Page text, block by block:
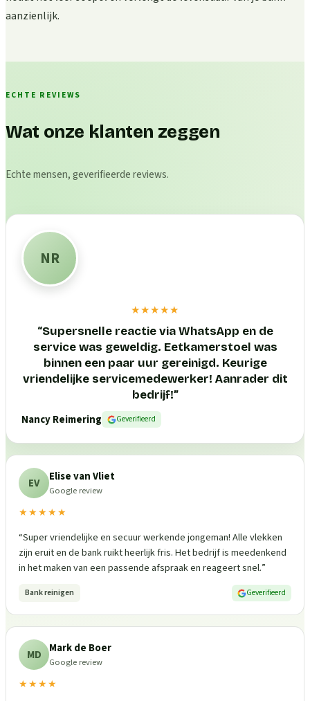
aanzienlijk.
ECHTE REVIEWS
Wat onze klanten zeggen
Echte mensen, geverifieerde reviews.
NR
★★★★★
“Supersnelle reactie via WhatsApp en de
service was geweldig. Eetkamerstoel was
binnen een paar uur gereinigd. Keurige
vriendelijke servicemedewerker! Aanrader dit
bedrijf!”
Nancy Reimering
Geverifieerd
EV Elise van Vliet
Google review
★★★★★
“Super vriendelijke en secuur werkende jongeman! Alle vlekken
zijn eruit en de bank ruikt heerlijk fris. Het bedrijf is meedenkend
in het maken van een passende afspraak en reageert snel.”
Bank reinigen Geverifieerd
MD Mark de Boer
Google review
★★★★